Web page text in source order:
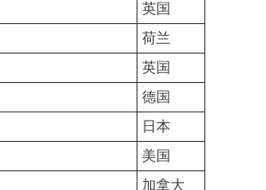
英国
荷兰
英国
德国
日本
美国
加拿大